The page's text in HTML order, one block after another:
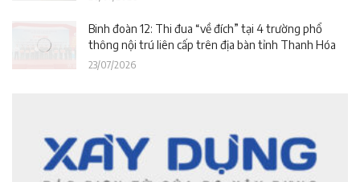
Binh đoàn 12: Thi đua “về đích” tại 4 trường phổ
thông nội trú liên cấp trên địa bàn tỉnh Thanh Hóa
23/07/2026